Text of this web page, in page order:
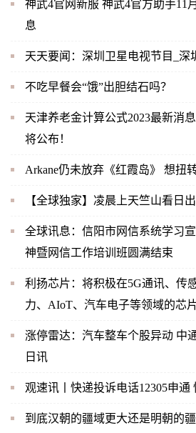
神武4官网新服 神武4官方助手11
息
天天要闻：深圳卫星电视节目_深
不吃早餐会“饿”出胆结石吗？
天津养老金计算公式2023最新消
将公布！
Arkane仍未放弃《红霞岛》 想扭
【全球独家】凌晨上天竺山看日
全球讯息：信阳市网信系统学习
神暨网信工作培训班圆满结束
利扬芯片：将积极在5G通讯、传
力、AIoT、汽车电子等领域的芯
涨停雷达：汽车整车个股异动 中
日讯
观速讯丨快递投诉电话12305申通
到底汉朝的疆域更大还是明朝的